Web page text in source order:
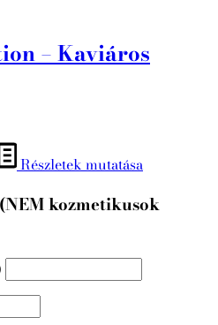
– Kaviáros
Részletek mutatása
kozmetikusok